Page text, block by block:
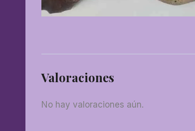
Valoraciones
No hay valoraciones aún.